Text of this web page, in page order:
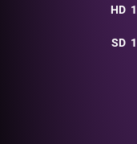
HD
SD